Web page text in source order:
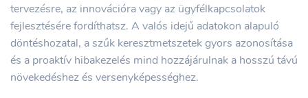
tervezésre, az innovációra vagy az ügyfélkapcsolatok
fejlesztésére fordíthatsz. A valós idejű adatokon alapuló
döntéshozatal, a szűk keresztmetszetek gyors azonosítása
és a proaktív hibakezelés mind hozzájárulnak a hosszú távú
növekedéshez és versenyképességhez.